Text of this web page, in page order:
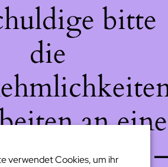
bitte
die
an
Sache
verwendet Cookies, um ihr